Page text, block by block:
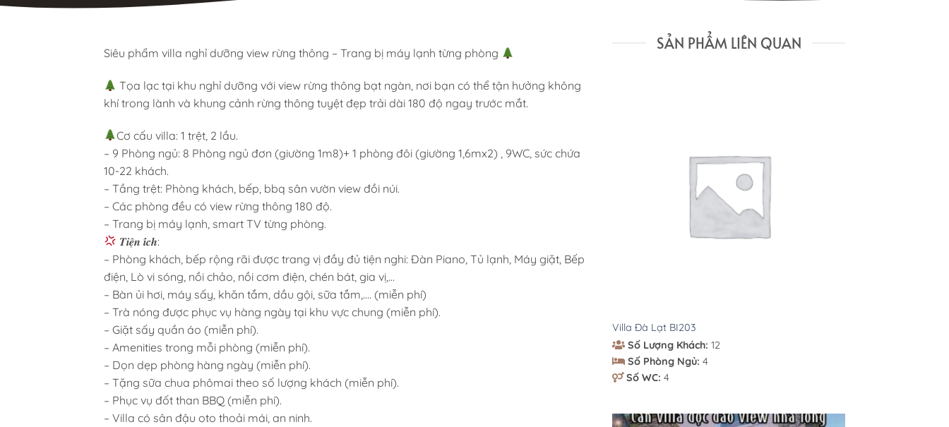
Siêu phẩm villa nghỉ dưỡng view rừng thông – Trang bị máy lạnh từng phòng
Tọa lạc tại khu nghỉ dưỡng với view rừng thông bạt ngàn, nơi bạn có thể tận hưởng không
khí trong lành và khung cảnh rừng thông tuyệt đẹp trải dài 180 độ ngay trước mắt.
Cơ cấu villa: 1 trệt, 2 lầu.
– 9 Phòng ngủ: 8 Phòng ngủ đơn (giường 1m8)+ 1 phòng đôi (giường 1,6mx2) , 9WC, sức chứa
10-22 khách.
– Tầng trệt: Phòng khách, bếp, bbq sân vườn view đồi núi.
– Các phòng đều có view rừng thông 180 độ.
– Trang bị máy lạnh, smart TV từng phòng.
𝑻𝒊𝒆̣̂𝒏 𝒊́𝒄𝒉:
– Phòng khách, bếp rộng rãi được trang vị đầy đủ tiện nghi: Đàn Piano, Tủ lạnh, Máy giặt, Bếp
điện, Lò vi sóng, nồi chảo, nồi cơm điện, chén bát, gia vị,…
– Bàn ủi hơi, máy sấy, khăn tắm, dầu gội, sữa tắm,…. (miễn phí)
– Trà nóng được phục vụ hàng ngày tại khu vực chung (miễn phí).
– Giặt sấy quần áo (miễn phí).
– Amenities trong mỗi phòng (miễn phí).
– Dọn dẹp phòng hàng ngày (miễn phí).
– Tặng sữa chua phômai theo số lượng khách (miễn phí).
– Phục vụ đốt than BBQ (miễn phí).
– Villa có sân đậu oto thoải mái, an ninh.
SẢN PHẨM LIÊN QUAN
Villa Đà Lạt BI203
Số Lượng Khách: 12
Số Phòng Ngủ: 4
Số WC: 4